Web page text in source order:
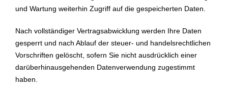
und Wartung weiterhin Zugriff auf die gespeicherten Daten.
Nach vollständiger Vertragsabwicklung werden Ihre Daten
gesperrt und nach Ablauf der steuer- und handelsrechtlichen
Vorschriften gelöscht, sofern Sie nicht ausdrücklich einer
darüberhinausgehenden Datenverwendung zugestimmt
haben.